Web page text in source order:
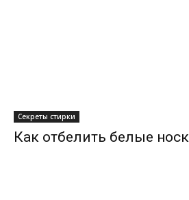
Секреты стирки
Как отбелить белые